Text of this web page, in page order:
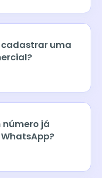
cadastrar uma
número já